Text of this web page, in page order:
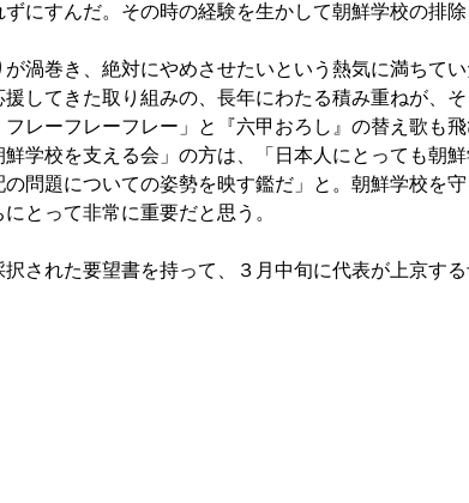
にすんだ。その時の経験を生かして朝鮮学校の排
渦巻き、絶対にやめさせたいという熱気に満ちて
してきた取り組みの、長年にわたる積み重ねが、
レーフレーフレー」と『六甲おろし』の替え歌も飛
学校を支える会」の方は、「日本人にとっても朝
の問題についての姿勢を映す鑑だ」と。朝鮮学校を
とって非常に重要だと思う。
された要望書を持って、３月中旬に代表が上京する